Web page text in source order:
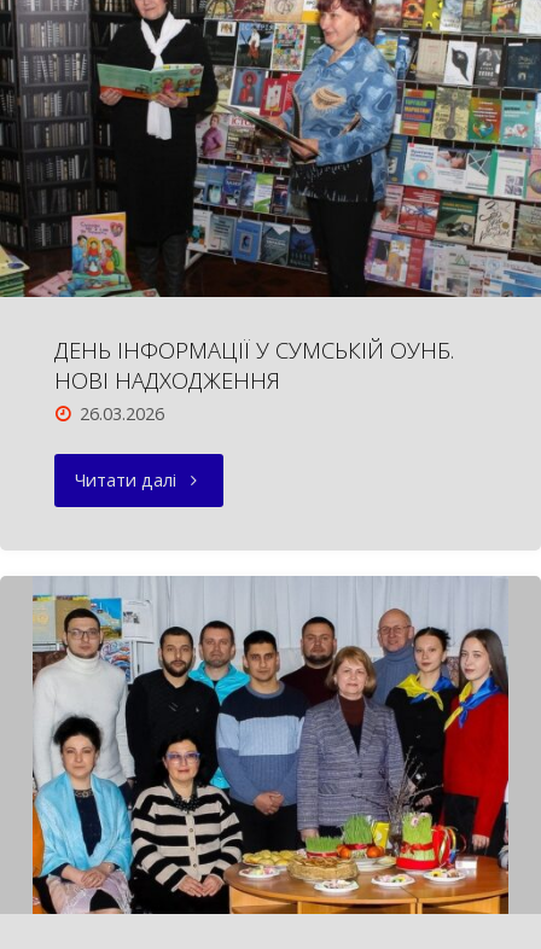
ДЕНЬ ІНФОРМАЦІЇ У СУМСЬКІЙ ОУНБ.
НОВІ НАДХОДЖЕННЯ
26.03.2026
Читати далі "ДЕНЬ
У
СУМСЬКІЙ
ОУНБ.
НОВІ
НАДХОДЖЕННЯ"